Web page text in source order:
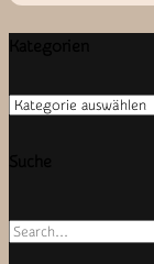
Kategorien
Search
for: